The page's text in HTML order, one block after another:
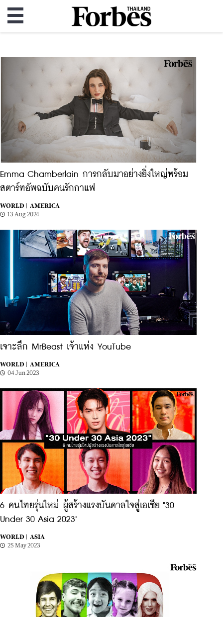
Emma Chamberlain การกลับมาอย่างยิ่งใหญ่พร้อม
สตาร์ทอัพฉบับคนรักกาแฟ
WORLD |
AMERICA
13 Aug 2024
เจาะลึก MrBeast เจ้าแห่ง YouTube
WORLD |
AMERICA
04 Jun 2023
6 คนไทยรุ่นใหม่ ผู้สร้างแรงบันดาลใจสู่เอเชีย "30
Under 30 Asia 2023"
WORLD |
ASIA
25 May 2023